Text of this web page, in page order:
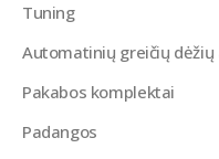
Tuning
Automatinių greičių
Pakabos komplektai
Padangos